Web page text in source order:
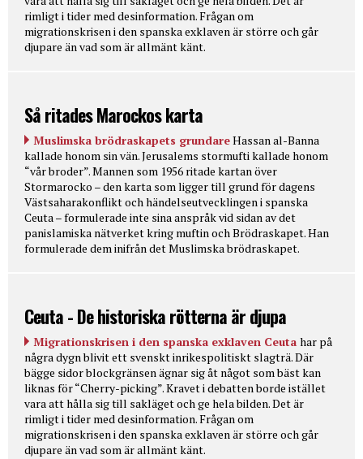
rimligt i tider med desinformation. Frågan om
migrationskrisen i den spanska exklaven är större och går
djupare än vad som är allmänt känt.
Så ritades Marockos karta
Muslimska brödraskapets grundareHassan al-Banna
kallade honom sin vän. Jerusalems stormufti kallade honom
“vår broder”. Mannen som 1956 ritade kartan över
Stormarocko – den karta som ligger till grund för dagens
Västsaharakonflikt och händelseutvecklingen i spanska
Ceuta – formulerade inte sina anspråk vid sidan av det
panislamiska nätverket kring muftin och Brödraskapet. Han
formulerade dem inifrån det Muslimska brödraskapet.
Ceuta - De historiska rötterna är djupa
Migrationskrisen i den spanska exklaven Ceuta har på
några dygn blivit ett svenskt inrikespolitiskt slagträ. Där
bägge sidor blockgränsen ägnar sig åt något som bäst kan
liknas för “Cherry-picking”. Kravet i debatten borde istället
vara att hålla sig till sakläget och ge hela bilden. Det är
rimligt i tider med desinformation. Frågan om
migrationskrisen i den spanska exklaven är större och går
djupare än vad som är allmänt känt.